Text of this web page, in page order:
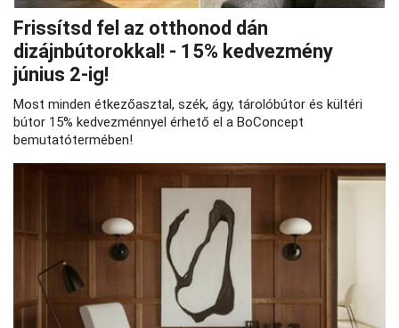
Frissítsd fel az otthonod dán
dizájnbútorokkal! - 15% kedvezmény
június 2-ig!
Most minden étkezőasztal, szék, ágy, tárolóbútor és kültéri
bútor 15% kedvezménnyel érhető el a BoConcept
bemutatótermében!